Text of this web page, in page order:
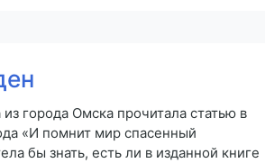
города Омска прочитала статью в
«И помнит мир спасенный
бы знать, есть ли в изданной книге